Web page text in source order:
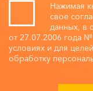
Нажимая
свое
данных, в
от 27.07.2006 года
условиях и для
обработку